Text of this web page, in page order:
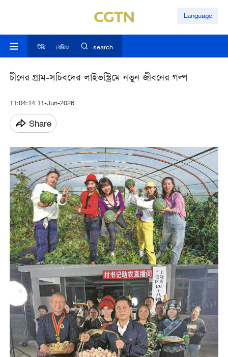
Language
টিভি রেডিও search
চীনের গ্রাম-সচিবদের লাইভস্ট্রিমে নতুন জীবনের গল্প
11:04:14 11-Jun-2026
Share